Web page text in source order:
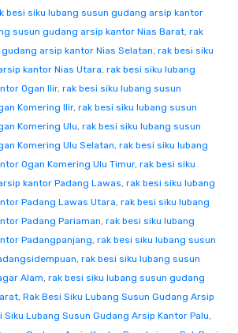
besi siku lubang susun gudang arsip kantor
susun gudang arsip kantor Nias Barat, rak
arsip kantor Nias Selatan, rak besi siku
kantor Nias Utara, rak besi siku lubang
Ogan Ilir, rak besi siku lubang susun
Komering Ilir, rak besi siku lubang susun
Komering Ulu, rak besi siku lubang susun
Komering Ulu Selatan, rak besi siku lubang
Ogan Komering Ulu Timur, rak besi siku
kantor Padang Lawas, rak besi siku lubang
Padang Lawas Utara, rak besi siku lubang
Padang Pariaman, rak besi siku lubang
Padangpanjang, rak besi siku lubang susun
, rak besi siku lubang susun
Alam, rak besi siku lubang susun gudang
, Rak Besi Siku Lubang Susun Gudang Arsip
Siku Lubang Susun Gudang Arsip Kantor Palu,